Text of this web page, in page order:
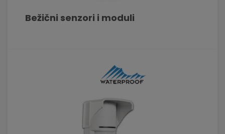
Bežični senzori i moduli